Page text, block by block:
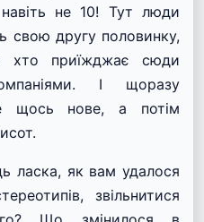
не 10! Тут люди
свою другу половинку,
хто приїжджає сюди
І щоразу
щось нове, а потім
ласка, як вам удалося
звільнитися